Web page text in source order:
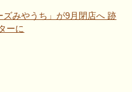
みやうち」が9月閉店へ 跡
ーに